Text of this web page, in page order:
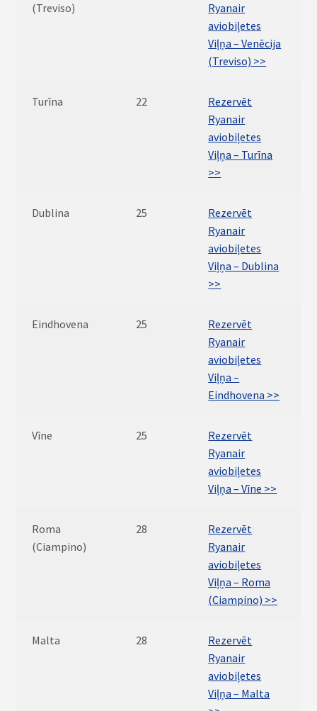
(Treviso)
Ryanair
aviobiļetes
Viļņa – Venēcija
(Treviso) >>
Turīna 22
Rezervēt
Ryanair
aviobiļetes
Viļņa – Turīna
>>
Dublina 25
Rezervēt
Ryanair
aviobiļetes
Viļņa – Dublina
>>
Eindhovena 25
Rezervēt
Ryanair
aviobiļetes
Viļņa –
Eindhovena >>
Vīne 25
Rezervēt
Ryanair
aviobiļetes
Viļņa – Vīne >>
Roma
(Ciampino)
28
Rezervēt
Ryanair
aviobiļetes
Viļņa – Roma
(Ciampino) >>
Malta 28
Rezervēt
Ryanair
aviobiļetes
Viļņa – Malta